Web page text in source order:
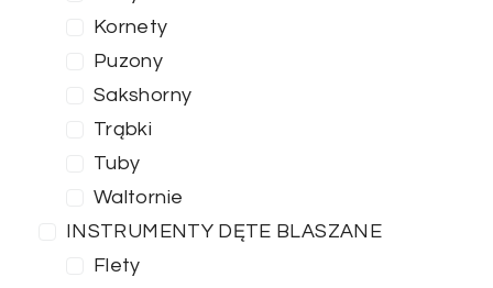
Kornety
Puzony
Sakshorny
Trąbki
Tuby
Waltornie
INSTRUMENTY DĘTE BLASZANE
Flety